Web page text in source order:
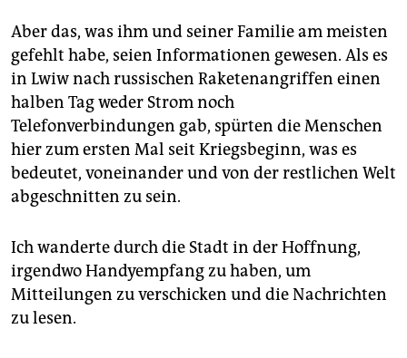
Aber das, was ihm und seiner Familie am meisten
gefehlt habe, seien Informationen gewesen. Als es
in Lwiw nach russischen Raketenangriffen einen
halben Tag weder Strom noch
Telefonverbindungen gab, spürten die Menschen
hier zum ersten Mal seit Kriegsbeginn, was es
bedeutet, voneinander und von der restlichen Welt
abgeschnitten zu sein.
Ich wanderte durch die Stadt in der Hoffnung,
irgendwo Handyempfang zu haben, um
Mitteilungen zu verschicken und die Nachrichten
zu lesen.